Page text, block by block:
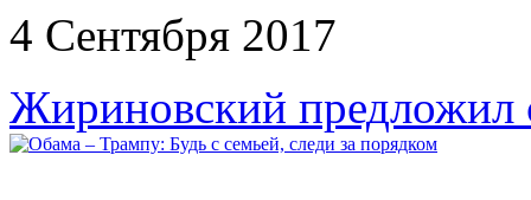
4 Сентября 2017
Жириновский